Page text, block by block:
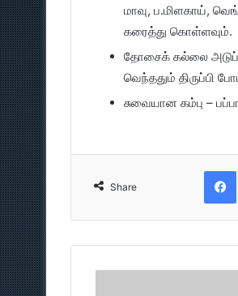
மாவு, ப.மிளகாய்,
கரைத்து கொள்ளவும்.
தோசைக் கல்லை
வெந்ததும் திருப்பி
சுவையான கம்பு –
Share